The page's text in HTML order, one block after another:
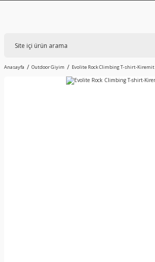
Anasayfa Outdoor Giyim Evolite Rock Climbing T-shirt-Kiremit